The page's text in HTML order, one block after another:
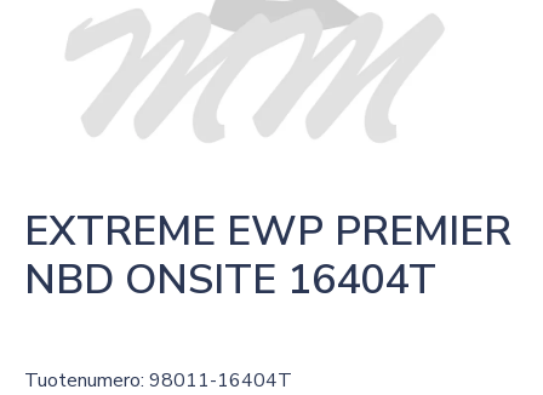
EXTREME EWP PREMIER
NBD ONSITE 16404T
Tuotenumero: 98011-16404T